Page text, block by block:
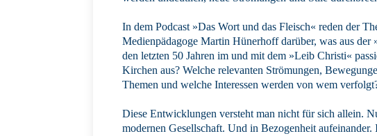
In dem Podcast »Das Wort und das Fleisch« reden der
Medienpädagoge Martin Hünerhoff darüber, was aus
den letzten 50 Jahren im und mit dem »Leib Christi«
Kirchen aus? Welche relevanten Strömungen,
Themen und welche Interessen werden von wem
Diese Entwicklungen versteht man nicht für sich allein.
modernen Gesellschaft. Und in Bezogenheit